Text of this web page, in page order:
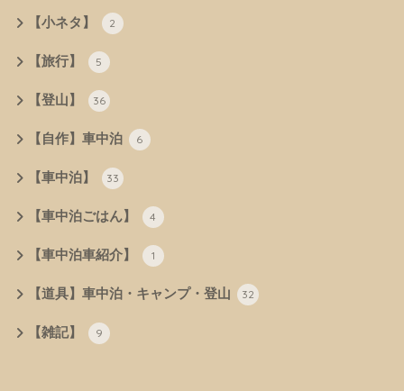
【小ネタ】 2
【旅行】 5
【登山】 36
【自作】車中泊 6
【車中泊】 33
【車中泊ごはん】 4
【車中泊車紹介】 1
【道具】車中泊・キャンプ・登山 32
【雑記】 9